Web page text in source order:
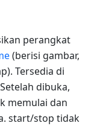
perangkat
(berisi gambar,
Tersedia di
dibuka,
memulai dan
start/stop tidak